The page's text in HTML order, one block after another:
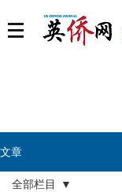
文章
全部栏目